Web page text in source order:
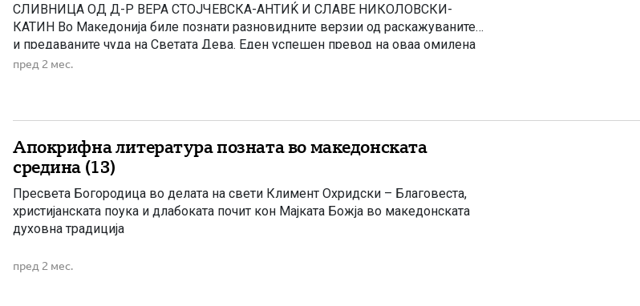
СЛИВНИЦА ОД Д-Р ВЕРА СТОЈЧЕВСКА-АНТИЌ И СЛАВЕ НИКОЛОВСКИ-
КАТИН Во Македонија биле познати разновидните верзии од раскажуваните
и предаваните чуда на Светата Дева. Еден успешен превод на оваа омилена
литература направил македонскиот просветител од 18-от и 19-от век –
пред 2 мес.
Апокрифна литература позната во македонската
средина (13)
Пресвета Богородица во делата на свети Климент Охридски – Благовеста,
христијанската поука и длабоката почит кон Мајката Божја во македонската
духовна традиција
пред 2 мес.